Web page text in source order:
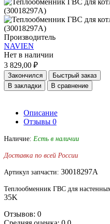
Производитель
NAVIEN
Нет в наличии
3 829,00 ₽
Закончился
Быстрый заказ
В закладки
В сравнение
Описание
Отзывы 0
Наличие: Есть в наличии
Доставка по всей России
Артикул запчасти: 30018297A
Теплообменник ГВС для
35K
Отзывов: 0